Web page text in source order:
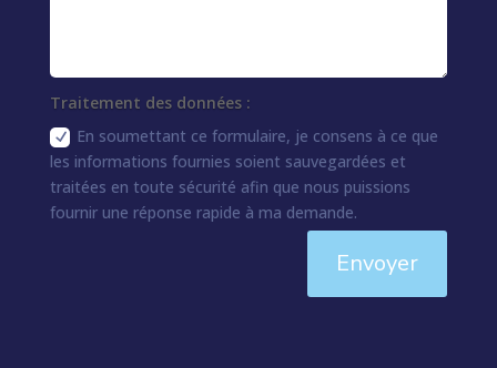
Traitement des données :
En soumettant ce formulaire, je consens à ce que
les informations fournies soient sauvegardées et
traitées en toute sécurité afin que nous puissions
fournir une réponse rapide à ma demande.
Envoyer